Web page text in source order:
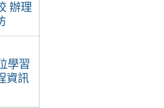
辦理
學習
資訊